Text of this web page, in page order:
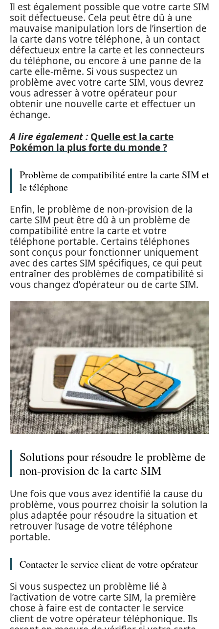
Il est également possible que votre carte SIM
soit défectueuse. Cela peut être dû à une
mauvaise manipulation lors de l’insertion de
la carte dans votre téléphone, à un contact
défectueux entre la carte et les connecteurs
du téléphone, ou encore à une panne de la
carte elle-même. Si vous suspectez un
problème avec votre carte SIM, vous devrez
vous adresser à votre opérateur pour
obtenir une nouvelle carte et effectuer un
échange.
A lire également : Quelle est la carte
Pokémon la plus forte du monde ?
Problème de compatibilité entre la carte SIM et
le téléphone
Enfin, le problème de non-provision de la
carte SIM peut être dû à un problème de
compatibilité entre la carte et votre
téléphone portable. Certains téléphones
sont conçus pour fonctionner uniquement
avec des cartes SIM spécifiques, ce qui peut
entraîner des problèmes de compatibilité si
vous changez d’opérateur ou de carte SIM.
Solutions pour résoudre le problème de
non-provision de la carte SIM
Une fois que vous avez identifié la cause du
problème, vous pourrez choisir la solution la
plus adaptée pour résoudre la situation et
retrouver l’usage de votre téléphone
portable.
Contacter le service client de votre opérateur
Si vous suspectez un problème lié à
l’activation de votre carte SIM, la première
chose à faire est de contacter le service
client de votre opérateur téléphonique. Ils